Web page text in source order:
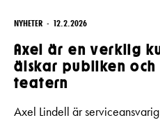
NYHETER 12.2.2026
Axel är en verklig
älskar publiken
teatern
Axel Lindell är